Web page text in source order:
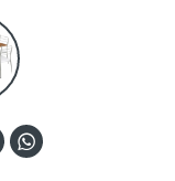
